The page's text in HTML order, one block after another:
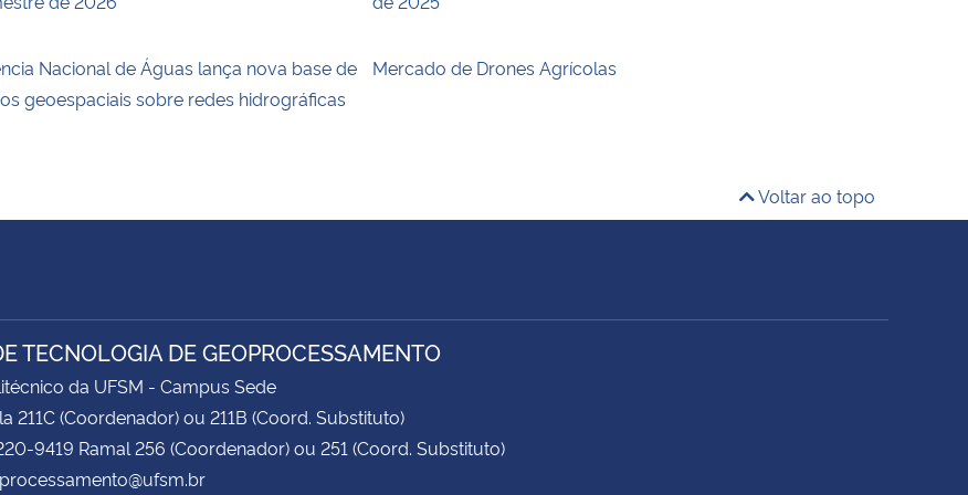
Nacional de Águas lança nova base de
geoespaciais sobre redes hidrográficas
Mercado de Drones Agrícolas
Voltar ao topo
TECNOLOGIA DE GEOPROCESSAMENTO
da UFSM - Campus Sede
211C (Coordenador) ou 211B (Coord. Substituto)
9419 Ramal 256 (Coordenador) ou 251 (Coord. Substituto)